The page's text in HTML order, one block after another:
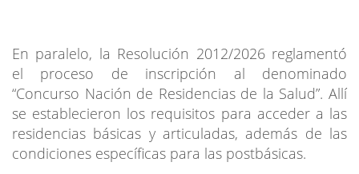
En paralelo, la Resolución 2012/2026 reglamentó
el proceso de inscripción al denominado
“Concurso Nación de Residencias de la Salud”. Allí
se establecieron los requisitos para acceder a las
residencias básicas y articuladas, además de las
condiciones específicas para las postbásicas.